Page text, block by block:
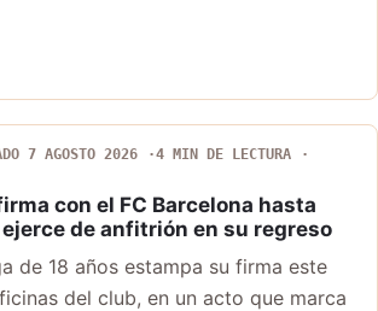
7 AGOSTO 2026
4 MIN DE LECTURA
con el FC Barcelona hasta
de anfitrión en su regreso
de 18 años estampa su firma este
del club, en un acto que marca